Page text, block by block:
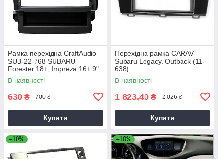
Рамка перехідна CraftAudio
SUB-22-768 SUBARU
Forester 18+; Impreza 16+ 9"
В наявності
630 ₴ 700 ₴
Купити
Перехідна рамка CARAV
Subaru Legacy, Outback (11-
638)
В наявності
1 823,40 ₴ 2 026 ₴
Купити
–10% –10%